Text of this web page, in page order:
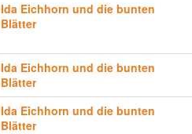
Ida Eichhorn und die bunten
Blätter
Ida Eichhorn und die bunten
Blätter
Ida Eichhorn und die bunten
Blätter